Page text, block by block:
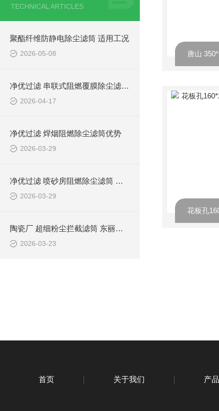
TECHNICAL ARTICLES
聚酯纤维防静电除尘滤筒 适用工况
2026-05-08
净优过滤 串联式阻燃覆膜除尘滤筒介绍
2026-04-17
净优过滤 焊烟阻燃除尘滤筒优势
2026-03-29
净优过滤 喷砂房阻燃除尘滤筒 环保排放达标
2026-03-29
陶瓷厂 超细粉尘拦截滤筒 东丽覆膜滤材
2026-03-23
首页 关于我们 产